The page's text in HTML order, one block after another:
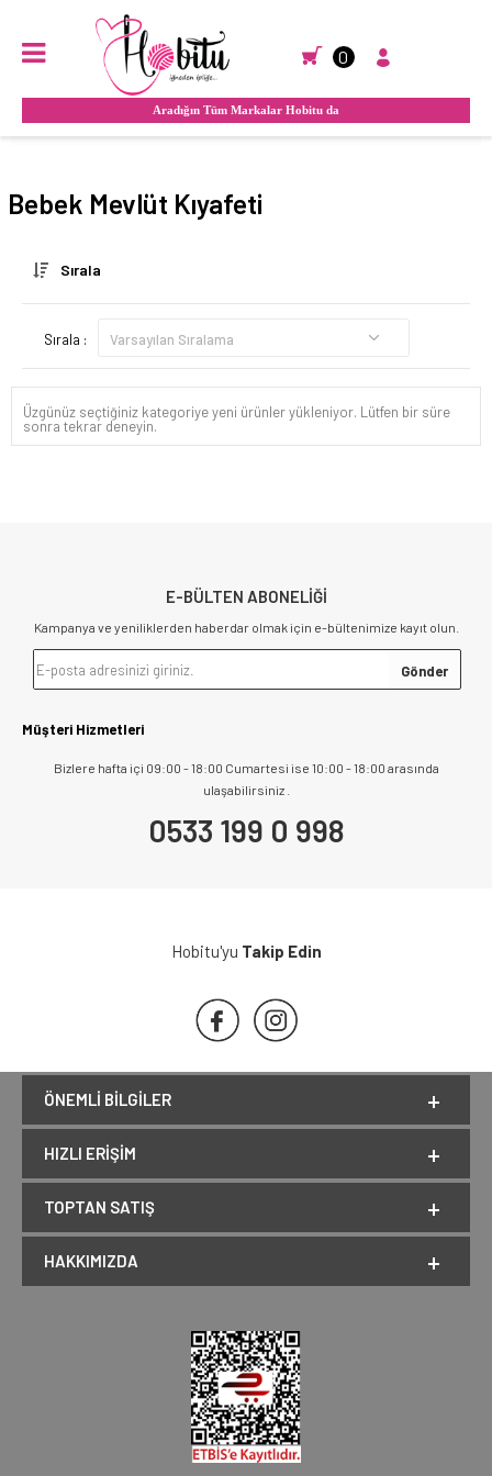
0
1.500 ₺ ve Üzeri Alışverişlerinizde Sürat Kargo İle KARGO BEDAVA !
Anasayfa GİYİM BEBE GİYİM MEVLÜT TAKIMLARI
Bebek Mevlüt Kıyafeti
Sırala
Sırala :
Üzgünüz seçtiğiniz kategoriye yeni ürünler yükleniyor. Lütfen bir süre
sonra tekrar deneyin.
E-BÜLTEN ABONELİĞİ
Kampanya ve yeniliklerden haberdar olmak için e-bültenimize kayıt olun.
Müşteri Hizmetleri
Bizlere hafta içi 09:00 - 18:00 Cumartesi ise 10:00 - 18:00 arasında
ulaşabilirsiniz .
0533 199 0 998
Hobitu'yu Takip Edin
ÖNEMLI BILGILER
HIZLI ERIŞIM
TOPTAN SATIŞ
HAKKIMIZDA